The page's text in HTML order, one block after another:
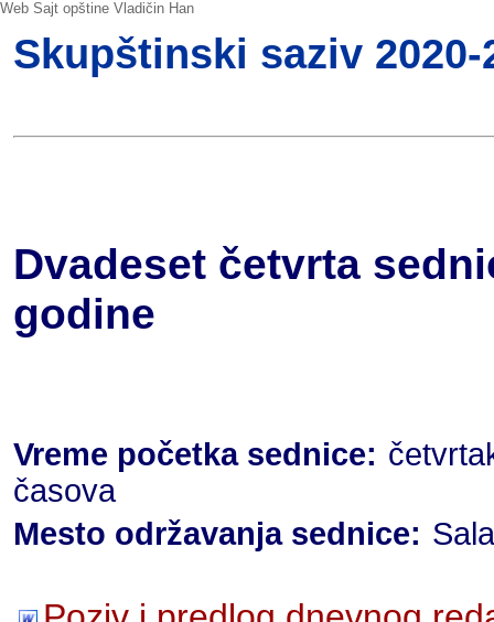
Web Sajt opštine Vladičin Han
Skupštinski saziv 2020-
Dvadeset četvrta
godine
Vreme početka sednice:
časova
Mesto održavanja sednice: